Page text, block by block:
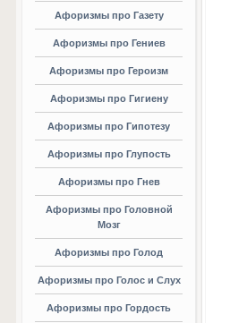
Афоризмы про Газету
Афоризмы про Гениев
Афоризмы про Героизм
Афоризмы про Гигиену
Афоризмы про Гипотезу
Афоризмы про Глупость
Афоризмы про Гнев
Афоризмы про Головной
Мозг
Афоризмы про Голод
Афоризмы про Голос и Слух
Афоризмы про Гордость